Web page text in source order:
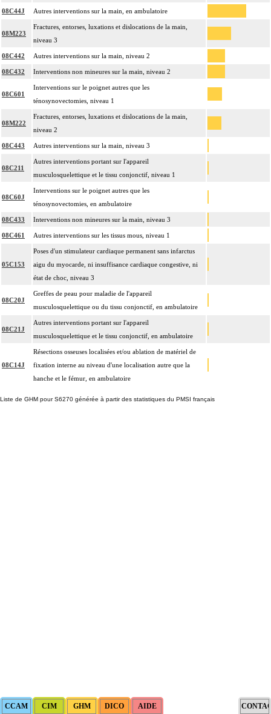
08C44J Autres interventions sur la main, en ambulatoire
08M223
Fractures, entorses, luxations et dislocations de la main,
niveau 3
08C442 Autres interventions sur la main, niveau 2
08C432 Interventions non mineures sur la main, niveau 2
08C601
Interventions sur le poignet autres que les
ténosynovectomies, niveau 1
08M222
Fractures, entorses, luxations et dislocations de la main,
niveau 2
08C443 Autres interventions sur la main, niveau 3
08C211
Autres interventions portant sur l'appareil
musculosquelettique et le tissu conjonctif, niveau 1
08C60J
Interventions sur le poignet autres que les
ténosynovectomies, en ambulatoire
08C433 Interventions non mineures sur la main, niveau 3
08C461 Autres interventions sur les tissus mous, niveau 1
05C153
Poses d'un stimulateur cardiaque permanent sans infarctus
aigu du myocarde, ni insuffisance cardiaque congestive, ni
état de choc, niveau 3
08C20J
Greffes de peau pour maladie de l'appareil
musculosquelettique ou du tissu conjonctif, en ambulatoire
08C21J
Autres interventions portant sur l'appareil
musculosquelettique et le tissu conjonctif, en ambulatoire
08C14J
Résections osseuses localisées et/ou ablation de matériel de
fixation interne au niveau d'une localisation autre que la
hanche et le fémur, en ambulatoire
Liste de GHM pour S6270 générée à partir des statistiques du PMSI français